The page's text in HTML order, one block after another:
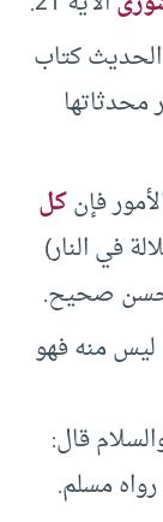
كتاب
فإنكل
في النار)
حسن صحيح.
ليس منه فهو
قال:
مسلم.